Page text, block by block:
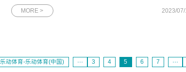
年度工作会议出席人员合照董事长王欢先生对上半年的工作进
MORE > 2023/
乐动体育-乐动体育(中国) ··· 3 4 5 6 7 ···